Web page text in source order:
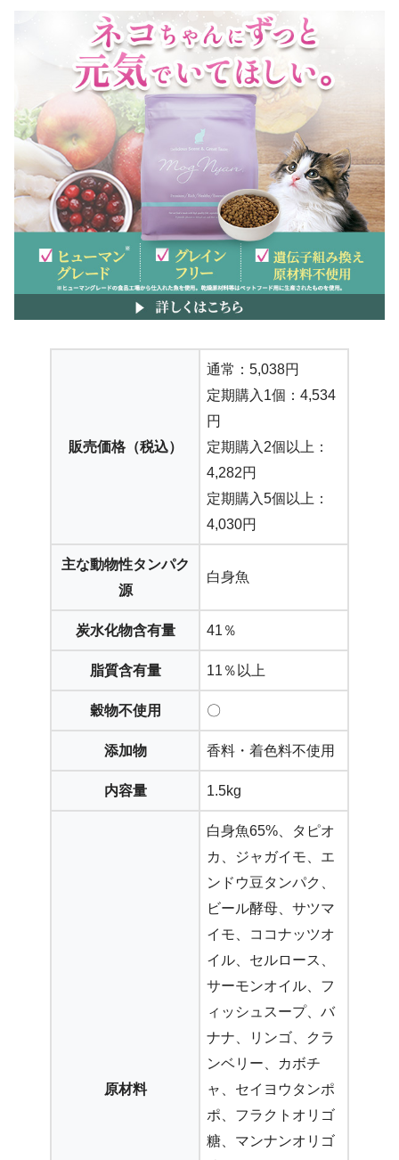
販売価格（税込）
通常：5,038円
定期購入1個：4,534
円
定期購入2個以上：
4,282円
定期購入5個以上：
4,030円
主な動物性タンパク
源
白身魚
炭水化物含有量 41％
脂質含有量 11％以上
穀物不使用 〇
添加物 香料・着色料不使用
内容量 1.5kg
原材料
白身魚65%、タピオ
カ、ジャガイモ、エ
ンドウ豆タンパク、
ビール酵母、サツマ
イモ、ココナッツオ
イル、セルロース、
サーモンオイル、フ
ィッシュスープ、バ
ナナ、リンゴ、クラ
ンベリー、カボチ
ャ、セイヨウタンポ
ポ、フラクトオリゴ
糖、マンナンオリゴ